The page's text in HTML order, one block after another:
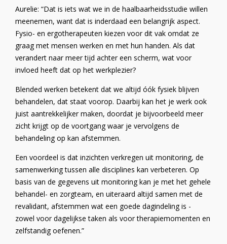
Aurelie: “Dat is iets wat we in de haalbaarheidsstudie willen
meenemen, want dat is inderdaad een belangrijk aspect.
Fysio- en ergotherapeuten kiezen voor dit vak omdat ze
graag met mensen werken en met hun handen. Als dat
verandert naar meer tijd achter een scherm, wat voor
invloed heeft dat op het werkplezier?
Blended werken betekent dat we altijd óók fysiek blijven
behandelen, dat staat voorop. Daarbij kan het je werk ook
juist aantrekkelijker maken, doordat je bijvoorbeeld meer
zicht krijgt op de voortgang waar je vervolgens de
behandeling op kan afstemmen.
Een voordeel is dat inzichten verkregen uit monitoring, de
samenwerking tussen alle disciplines kan verbeteren. Op
basis van de gegevens uit monitoring kan je met het gehele
behandel- en zorgteam, en uiteraard altijd samen met de
revalidant, afstemmen wat een goede dagindeling is -
zowel voor dagelijkse taken als voor therapiemomenten en
zelfstandig oefenen.”